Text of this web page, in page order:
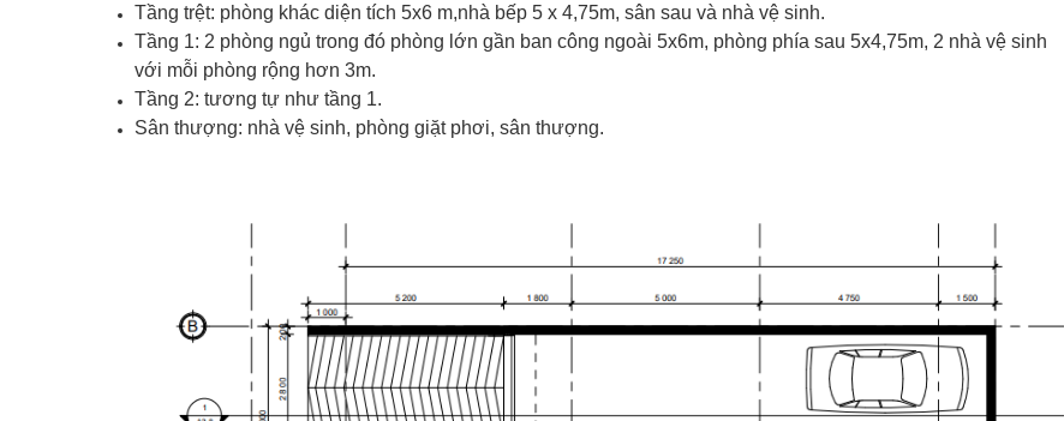
Tầng trệt: phòng khác diện tích 5x6 m,nhà bếp 5 x 4,75m, sân sau và nhà vệ sinh.
Tầng 1: 2 phòng ngủ trong đó phòng lớn gần ban công ngoài 5x6m, phòng phía sau 5x4,75m, 2 nhà vệ sinh
với mỗi phòng rộng hơn 3m.
Tầng 2: tương tự như tầng 1.
Sân thượng: nhà vệ sinh, phòng giặt phơi, sân thượng.